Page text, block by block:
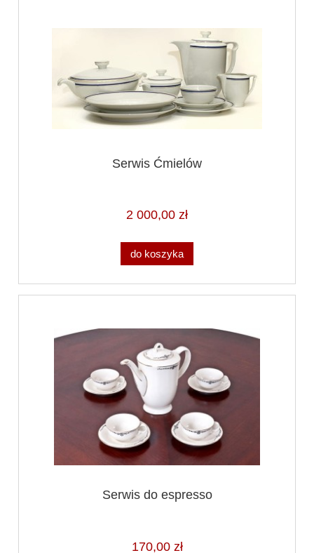
Serwis Ćmielów
2 000,00 zł
do koszyka
Serwis do espresso
170,00 zł